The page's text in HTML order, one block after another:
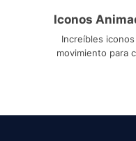
Iconos
Increíbles
movimiento para